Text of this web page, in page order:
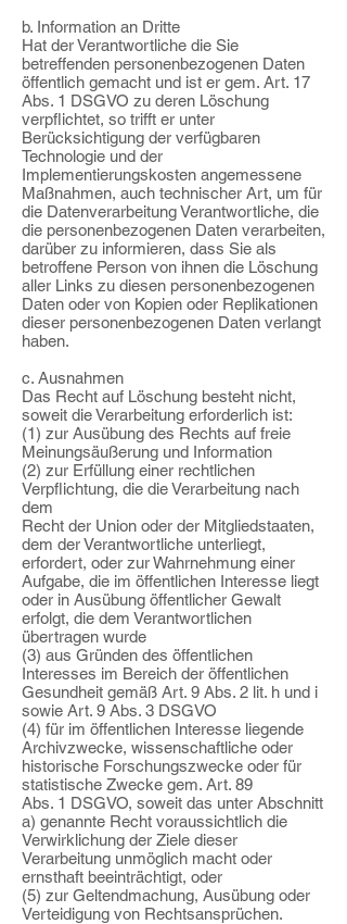
b. Information an Dritte
Hat der Verantwortliche die Sie
betreffenden personenbezogenen Daten
öffentlich gemacht und ist er gem. Art. 17
Abs. 1 DSGVO zu deren Löschung
verpflichtet, so trifft er unter
Berücksichtigung der verfügbaren
Technologie und der
Implementierungskosten angemessene
Maßnahmen, auch technischer Art, um für
die Datenverarbeitung Verantwortliche, die
die personenbezogenen Daten verarbeiten,
darüber zu informieren, dass Sie als
betroffene Person von ihnen die Löschung
aller Links zu diesen personenbezogenen
Daten oder von Kopien oder Replikationen
dieser personenbezogenen Daten verlangt
haben.
c. Ausnahmen
Das Recht auf Löschung besteht nicht,
soweit die Verarbeitung erforderlich ist:
(1) zur Ausübung des Rechts auf freie
Meinungsäußerung und Information
(2) zur Erfüllung einer rechtlichen
Verpflichtung, die die Verarbeitung nach
dem
Recht der Union oder der Mitgliedstaaten,
dem der Verantwortliche unterliegt,
erfordert, oder zur Wahrnehmung einer
Aufgabe, die im öffentlichen Interesse liegt
oder in Ausübung öffentlicher Gewalt
erfolgt, die dem Verantwortlichen
übertragen wurde
(3) aus Gründen des öffentlichen
Interesses im Bereich der öffentlichen
Gesundheit gemäß Art. 9 Abs. 2 lit. h und i
sowie Art. 9 Abs. 3 DSGVO
(4) für im öffentlichen Interesse liegende
Archivzwecke, wissenschaftliche oder
historische Forschungszwecke oder für
statistische Zwecke gem. Art. 89
Abs. 1 DSGVO, soweit das unter Abschnitt
a) genannte Recht voraussichtlich die
Verwirklichung der Ziele dieser
Verarbeitung unmöglich macht oder
ernsthaft beeinträchtigt, oder
(5) zur Geltendmachung, Ausübung oder
Verteidigung von Rechtsansprüchen.